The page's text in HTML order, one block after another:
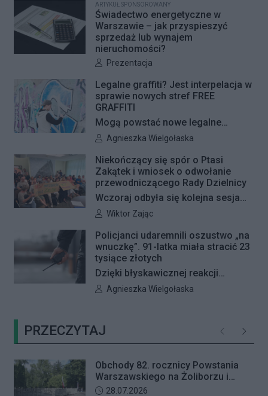
remonty infrastruktury dla pieszych
i rowerzystów. Oferty w
przetargach zostały już otwarte, a
jeśli wszystko przebiegnie zgodnie
z planem, nowe nawierzchnie
pojawią się jeszcze w tym roku.
ARTYKUŁ SPONSOROWANY
Świadectwo energetyczne w
Warszawie – jak przyspieszyć
sprzedaż lub wynajem
nieruchomości?
Autor artykułu:
Prezentacja
Legalne graffiti? Jest interpelacja w
sprawie nowych stref FREE
GRAFFITI
Mogą powstać nowe legalne
miejsca do wykonywania graffiti.
interpelację, w której proponuje
wyznaczenie kolejnych stref FREE
GRAFFITI we współpracy z
Zarządem Dróg Miejskich.
Autor artykułu:
Agnieszka Wielgołaska
Niekończący się spór o Ptasi
Zakątek i wniosek o odwołanie
przewodniczącego Rady Dzielnicy
Wczoraj odbyła się kolejna sesja
poświęcona procedowaniu
Rady Dzielnicy Żoliborz w sprawie
zaniechania budowy zespołu
przedszkolno-żłobkowego przy ul.
Ficowskiego. Po blisko pięciu
zaplanowano na koniec sierpnia
Autor artykułu:
Wiktor Zając
Policjanci udaremnili oszustwo „na
wnuczkę”. 91-latka miała stracić 23
tysiące złotych
Dzięki błyskawicznej reakcji
kryminalnych 91-letnia mieszkanka
wnuczkę”. Policjanci zatrzymali 32-
letniego mężczyznę w chwili, gdy
przyszedł odebrać przygotowane
przez seniorkę 23 tysiące złotych.
Mężczyzna usłyszał zarzut
Autor artykułu:
Agnieszka Wielgołaska
PRZECZYTAJ Poprzednie
Obchody 82. rocznicy Powstania
Warszawskiego na Żoliborzu i
Bielanach
Data dodania artykułu:
28.07.2026